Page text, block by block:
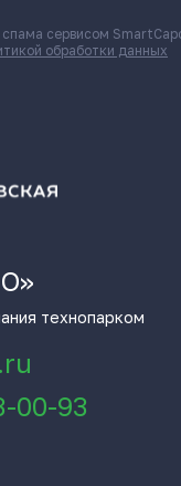
сервисом
обработки данных
технопарком
00-93